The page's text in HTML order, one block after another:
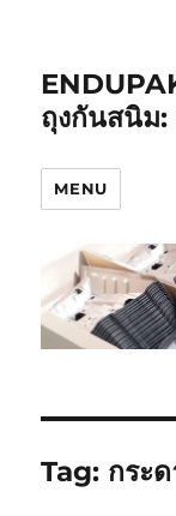
ถุงกันสนิม
MENU
Tag: กระ